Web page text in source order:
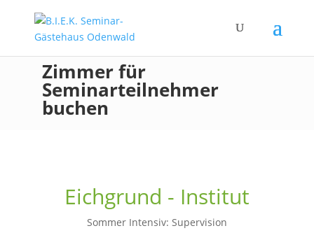
Zimmer für
Seminarteilnehmer
buchen
Eichgrund - Institut
Sommer Intensiv: Supervision